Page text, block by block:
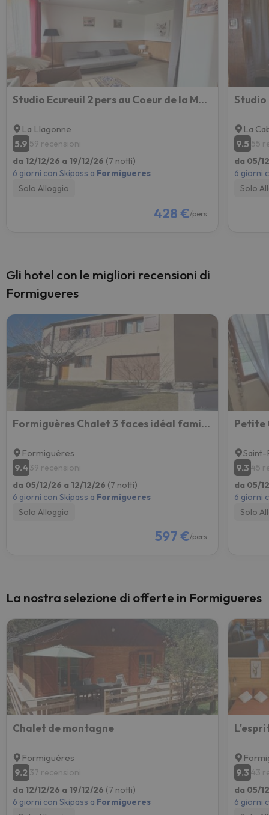
Studio Ecureuil 2 pers au Coeur de la Montagne
La Llagonne
5.9 59 recensioni
da 12/12/26 a 19/12/26 (7 notti)
6 giorni con Skipass a Formigueres
Solo Alloggio
428 €/pers.
Studio
La
9.5 55
da 05/
6 giorni
Solo
Gli hotel con le migliori recensioni di
Formigueres
Formiguères Chalet 3 faces idéal famille
Formiguères
9.439 recensioni
da 05/12/26 a 12/12/26 (7 notti)
6 giorni con Skipass a Formigueres
Solo Alloggio
597 €/pers.
9.3 45
da 05/
6 giorni
Solo
La nostra selezione di offerte in Formigueres
Chalet de montagne
Formiguères
9.2 37 recensioni
da 12/12/26 a 19/12/26 (7 notti)
6 giorni con Skipass a Formigueres
9.3 43
da 05/
6 giorni